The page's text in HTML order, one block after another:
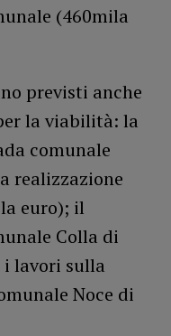
(460mila
previsti anche
la viabilità: la
comunale
realizzazione
euro); il
Colla di
i lavori sulla
Noce di